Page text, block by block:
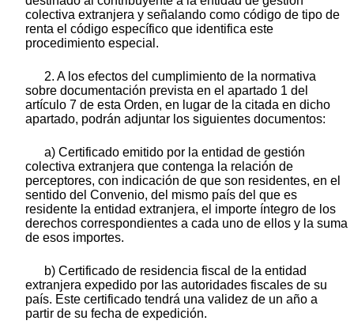
colectiva extranjera y señalando como código de tipo de
renta el código específico que identifica este
procedimiento especial.
2. A los efectos del cumplimiento de la normativa
sobre documentación prevista en el apartado 1 del
artículo 7 de esta Orden, en lugar de la citada en dicho
apartado, podrán adjuntar los siguientes documentos:
a) Certificado emitido por la entidad de gestión
colectiva extranjera que contenga la relación de
perceptores, con indicación de que son residentes, en el
sentido del Convenio, del mismo país del que es
residente la entidad extranjera, el importe íntegro de los
derechos correspondientes a cada uno de ellos y la suma
de esos importes.
b) Certificado de residencia fiscal de la entidad
extranjera expedido por las autoridades fiscales de su
país. Este certificado tendrá una validez de un año a
partir de su fecha de expedición.